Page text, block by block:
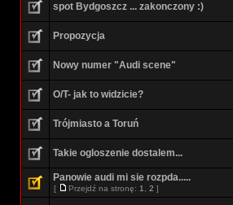
spot Bydgoszcz ... zakonczony :)
Propozycja
Nowy numer "Audi scene"
O/T- jak to widzicie?
Trójmiasto a Toruń
Takie ogloszenie dostalem...
Panowie audi mi sie rozpda.....
[ Przejdź na stronę: 1 2 ]